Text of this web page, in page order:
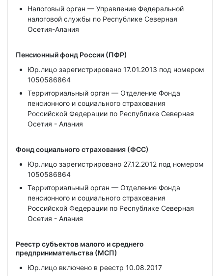
Налоговый орган — Управление Федеральной
налоговой службы по Республике Северная
Осетия-Алания
Пенсионный фонд России (ПФР)
Юр.лицо зарегистрировано 17.01.2013 под номером
1050586864
Территориальный орган — Отделение Фонда
пенсионного и социального страхования
Российской Федерации по Республике Северная
Осетия - Алания
Фонд социального страхования (ФСС)
Юр.лицо зарегистрировано 27.12.2012 под номером
1050586864
Территориальный орган — Отделение Фонда
пенсионного и социального страхования
Российской Федерации по Республике Северная
Осетия - Алания
Реестр субъектов малого и среднего
предпринимательства (МСП)
Юр.лицо включено в реестр 10.08.2017